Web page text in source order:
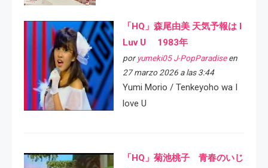
「HQ」森尾由美 天気予報は I
Luv U 1983年
por yumeki05 J-PopParadiseen
27 marzo 2026 a las 3:44
Yumi Morio / Tenkeyoho wa I
love U
「HQ」菊池桃子 青春のいじ